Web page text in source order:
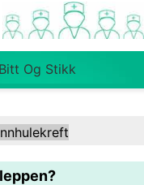
Bitt Og Stikk
Folkehelse Og